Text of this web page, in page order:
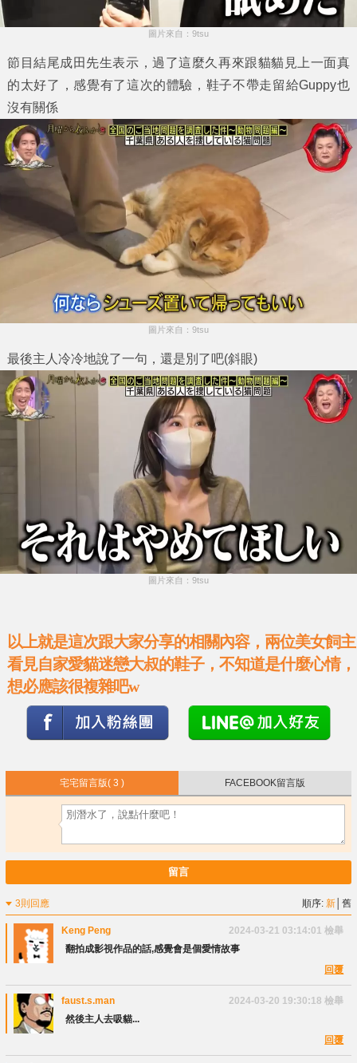
圖片來自：9tsu
節目結尾成田先生表示，過了這麼久再來跟貓貓見上一面真
的太好了，感覺有了這次的體驗，鞋子不帶走留給Guppy也
沒有關係
圖片來自：9tsu
最後主人冷冷地說了一句，還是別了吧(斜眼)
圖片來自：9tsu
以上就是這次跟大家分享的相關內容，兩位美女飼主
看見自家愛貓迷戀大叔的鞋子，不知道是什麼心情，
想必應該很複雜吧w
宅宅留言版( 3 ) FACEBOOK留言版
留言
3則回應 順序:新 │舊
Keng Peng 2024-03-21 03:14:01 檢舉
翻拍成影視作品的話,感覺會是個愛情故事
回覆
faust.s.man 2024-03-20 19:30:18 檢舉
然後主人去吸貓...
回覆